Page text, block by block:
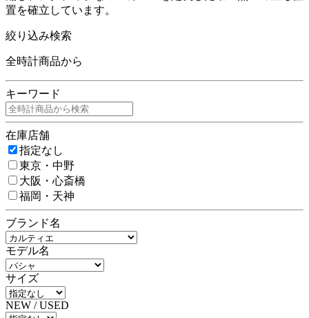
置を確立しています。
絞り込み検索
全時計商品から
キーワード
在庫店舗
指定なし
東京・中野
大阪・心斎橋
福岡・天神
ブランド名
モデル名
サイズ
NEW / USED